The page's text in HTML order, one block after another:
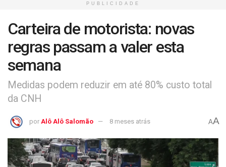
PUBLICIDADE
Carteira de motorista: novas
regras passam a valer esta
semana
Medidas podem reduzir em até 80% custo total
da CNH
por Alô Alô Salomão 8 meses atrás AA